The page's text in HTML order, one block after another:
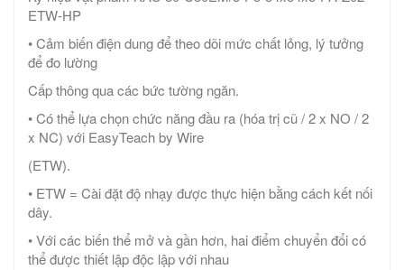
ETW-HP
• Cảm biến điện dung để theo dõi mức chất lỏng, lý tưởng
để đo lường
Cấp thông qua các bức tường ngăn.
• Có thể lựa chọn chức năng đầu ra (hóa trị cũ / 2 x NO / 2
x NC) với EasyTeach by Wire
(ETW).
• ETW = Cài đặt độ nhạy được thực hiện bằng cách kết nối
dây.
• Với các biến thể mở và gần hơn, hai điểm chuyển đổi có
thể được thiết lập độc lập với nhau